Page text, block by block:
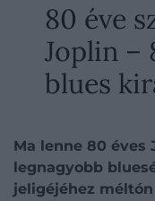
80 éve
Joplin –
blues
Ma lenne 80 éves
legnagyobb
jeligéjéhez